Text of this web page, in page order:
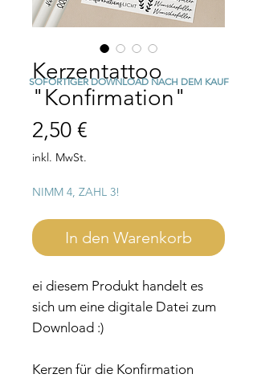
Kerzentattoo
"Konfirmation"
2,50 €
inkl. MwSt.
NIMM 4, ZAHL 3!
In den Warenkorb
ei diesem Produkt handelt es
sich um eine digitale Datei zum
Download :)
Kerzen für die Konfirmation
SOFORTIGER DOWNLOAD NACH DEM KAUF